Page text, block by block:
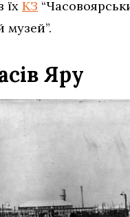
їх КЗ
музей”.
Яру